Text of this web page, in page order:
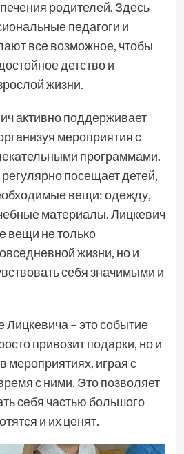
родителей. Здесь
педагоги и
все возможное, чтобы
детство и
жизни.
активно поддерживает
мероприятия с
программами.
посещает детей,
вещи: одежду,
материалы. Лицкевич
вещи не только
жизни, но и
себя значимыми и
– это событие
привозит подарки, но и
мероприятиях, играя с
с ними. Это позволяет
себя частью большого
и их ценят.